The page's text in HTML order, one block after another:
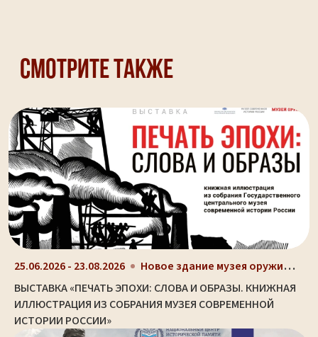
Смотрите также
25.06.2026 - 23.08.2026 Новое здание музея оружия (ул. Октябрьская, д. 2)
ВЫСТАВКА «ПЕЧАТЬ ЭПОХИ: СЛОВА И ОБРАЗЫ. КНИЖНАЯ
ИЛЛЮСТРАЦИЯ ИЗ СОБРАНИЯ МУЗЕЯ СОВРЕМЕННОЙ
ИСТОРИИ РОССИИ»